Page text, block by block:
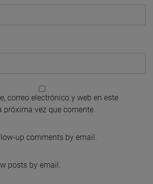
correo electrónico y web en este
próxima vez que comente.
up comments by email.
posts by email.